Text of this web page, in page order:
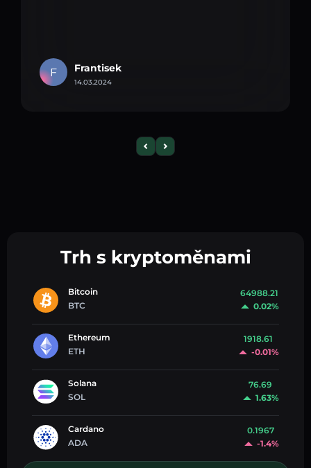
F Frantisek
14.03.2024
Trh s kryptoměnami
Bitcoin
BTC
64988.21
0.02%
Ethereum
ETH
1918.61
-0.01%
Solana
SOL
76.69
1.63%
Cardano
ADA
0.1967
-1.4%